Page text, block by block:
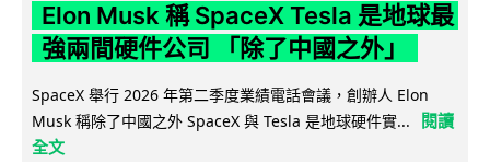
Elon Musk 稱 SpaceX Tesla 是地球最
強兩間硬件公司 「除了中國之外」
SpaceX 舉行 2026 年第二季度業績電話會議，創辦人 Elon
Musk 稱除了中國之外 SpaceX 與 Tesla 是地球硬件實...
閱讀
全文